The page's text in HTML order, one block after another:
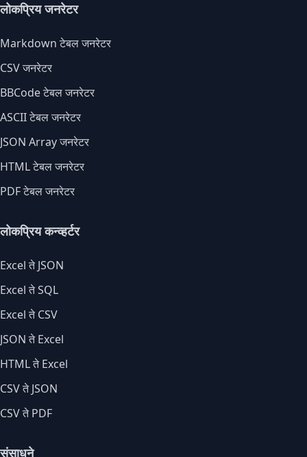
लोकप्रिय जनरेटर
Markdown टेबल जनरेटर
CSV जनरेटर
BBCode टेबल जनरेटर
ASCII टेबल जनरेटर
JSON Array जनरेटर
HTML टेबल जनरेटर
PDF टेबल जनरेटर
लोकप्रिय कन्व्हर्टर
Excel ते JSON
Excel ते SQL
Excel ते CSV
JSON ते Excel
HTML ते Excel
CSV ते JSON
CSV ते PDF
संसाधने